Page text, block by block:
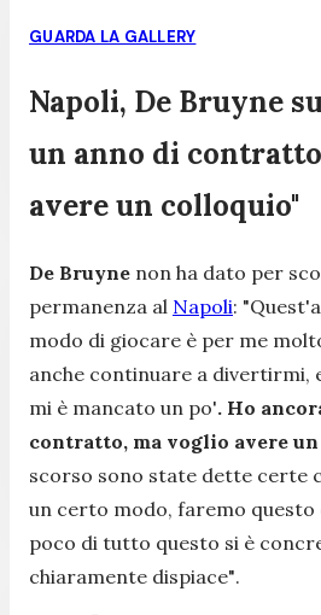
GUARDA LA GALLERY
Napoli, De Bruyne
un anno di
avere un colloquio"
De Bruyne non ha dato per
permanenza al Napoli:
modo di giocare è per me
anche continuare a divertirmi,
mi è mancato un po'. Ho
contratto, ma voglio avere
scorso sono state dette certe
un certo modo, faremo questo
poco di tutto questo si è
chiaramente dispiace".